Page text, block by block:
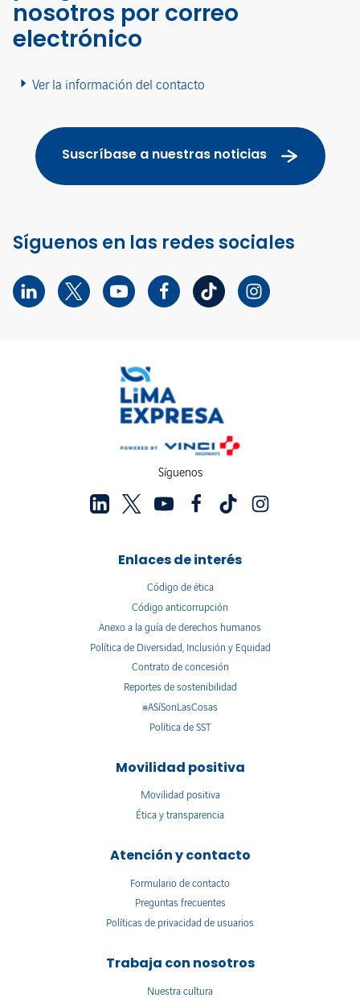
nosotros por correo
electrónico
Ver la información del contacto
Suscríbase a nuestras noticias
Síguenos en las redes sociales
Síguenos
Enlaces de interés
Código de ética
Código anticorrupción
Anexo a la guía de derechos humanos
Política de Diversidad, Inclusión y Equidad
Contrato de concesión
Reportes de sostenibilidad
#ASíSonLasCosas
Política de SST
Movilidad positiva
Movilidad positiva
Ética y transparencia
Atención y contacto
Formulario de contacto
Preguntas frecuentes
Políticas de privacidad de usuarios
Trabaja con nosotros
Nuestra cultura